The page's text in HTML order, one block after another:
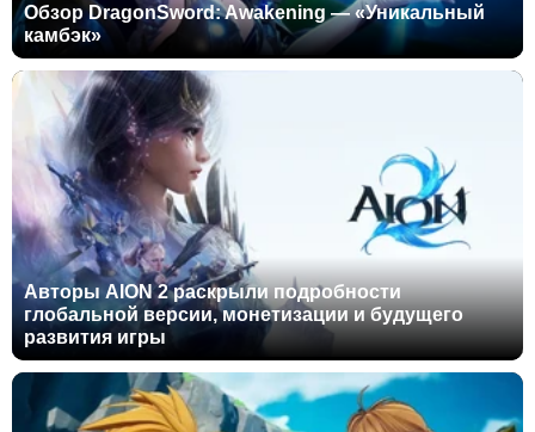
Обзор DragonSword: Awakening — «Уникальный
камбэк»
Авторы AION 2 раскрыли подробности
глобальной версии, монетизации и будущего
развития игры